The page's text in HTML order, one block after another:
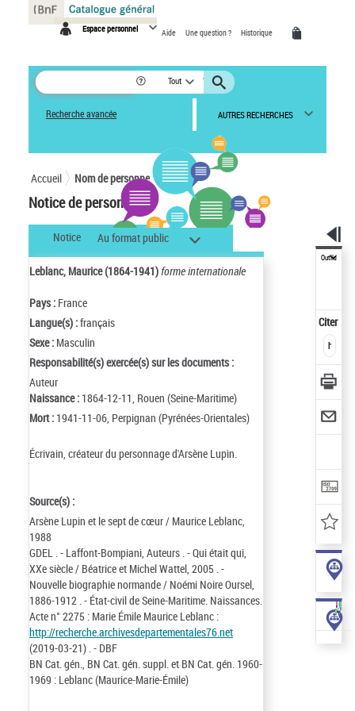
Espace personnel Aide Une question ? Historique
Tout
Recherche avancée AUTRES RECHERCHES
Accueil Nom de personne
Notice de personne
Notice Au format public
Leblanc, Maurice (1864-1941)forme internationale
Pays : France
Langue(s) :français
Sexe : Masculin
Responsabilité(s) exercée(s) sur les documents :
Auteur
Naissance : 1864-12-11, Rouen (Seine-Maritime)
Mort : 1941-11-06, Perpignan (Pyrénées-Orientales)
Écrivain, créateur du personnage d'Arsène Lupin.
Source(s) :
Arsène Lupin et le sept de cœur / Maurice Leblanc,
1988
GDEL . - Laffont-Bompiani, Auteurs . - Qui était qui,
XXe siècle / Béatrice et Michel Wattel, 2005 . -
Nouvelle biographie normande / Noémi Noire Oursel,
1886-1912 . - État-civil de Seine-Maritime. Naissances.
Acte n° 2275 : Marie Émile Maurice Leblanc :
http://recherche.archivesdepartementales76.net
(2019-03-21) . - DBF
BN Cat. gén., BN Cat. gén. suppl. et BN Cat. gén. 1960-
1969 : Leblanc (Maurice-Marie-Émile)
Outils
Citer